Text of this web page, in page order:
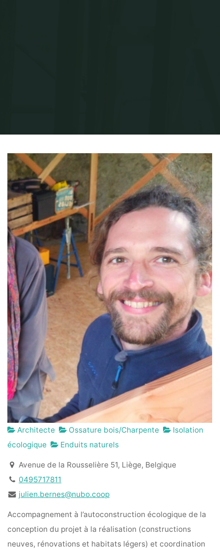
Architecte Ossature bois/Charpente
Isolation
écologique
Enduits naturels
Avenue de la Rousselière 51, Liège, Belgique
0495717811
julien.bernes@nubo.coop
Accompagnement à l’autoconstruction écologique de la
conception du projet à la réalisation (constructions
neuves, rénovations et habitats légers) et coordination